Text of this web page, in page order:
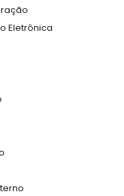
Eletrônica